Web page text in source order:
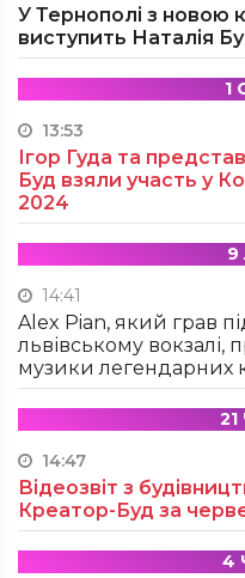
У Тернополі з новою
виступить Наталія
1
13:53
Ігор Гуда та
Буд взяли участь у
2024
9
14:41
Alex Pian, який грав
львівському вокзалі,
музики легендарних
14:47
Відеозвіт з
Креатор-Буд за
4